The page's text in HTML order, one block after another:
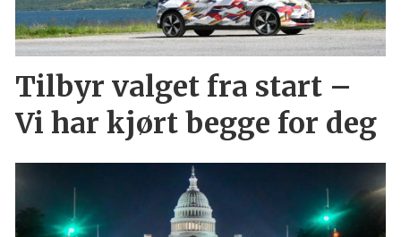
Tilbyr valget fra start –
Vi har kjørt begge for deg